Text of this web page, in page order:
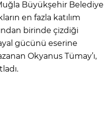
Büyükşehir Belediye
en fazla katılım
birinde çizdiği
gücünü eserine
Okyanus Tümay’ı,